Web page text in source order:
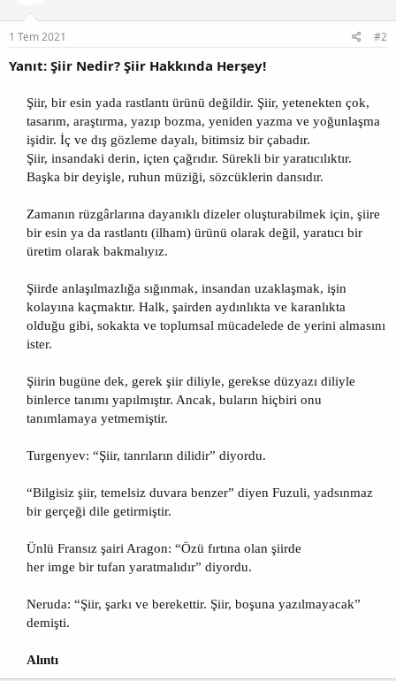
1 Tem 2021 #2
Yanıt: Şiir Nedir? Şiir Hakkında Herşey!
Şiir, bir esin yada rastlantı ürünü değildir. Şiir, yetenekten çok,
tasarım, araştırma, yazıp bozma, yeniden yazma ve yoğunlaşma
işidir. İç ve dış gözleme dayalı, bitimsiz bir çabadır.
Şiir, insandaki derin, içten çağrıdır. Sürekli bir yaratıcılıktır.
Başka bir deyişle, ruhun müziği, sözcüklerin dansıdır.
Zamanın rüzgârlarına dayanıklı dizeler oluşturabilmek için, şiire
bir esin ya da rastlantı (ilham) ürünü olarak değil, yaratıcı bir
üretim olarak bakmalıyız.
Şiirde anlaşılmazlığa sığınmak, insandan uzaklaşmak, işin
kolayına kaçmaktır. Halk, şairden aydınlıkta ve karanlıkta
olduğu gibi, sokakta ve toplumsal mücadelede de yerini almasını
ister.
Şiirin bugüne dek, gerek şiir diliyle, gerekse düzyazı diliyle
binlerce tanımı yapılmıştır. Ancak, buların hiçbiri onu
tanımlamaya yetmemiştir.
Turgenyev: “Şiir, tanrıların dilidir” diyordu.
“Bilgisiz şiir, temelsiz duvara benzer” diyen Fuzuli, yadsınmaz
bir gerçeği dile getirmiştir.
Ünlü Fransız şairi Aragon: “Özü fırtına olan şiirde
her imge bir tufan yaratmalıdır” diyordu.
Neruda: “Şiir, şarkı ve berekettir. Şiir, boşuna yazılmayacak”
demişti.
Alıntı